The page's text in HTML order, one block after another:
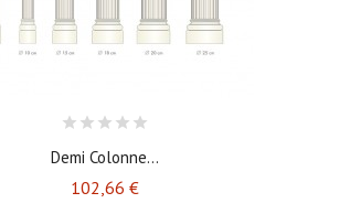
Demi Colonne...
102,66 €Prix